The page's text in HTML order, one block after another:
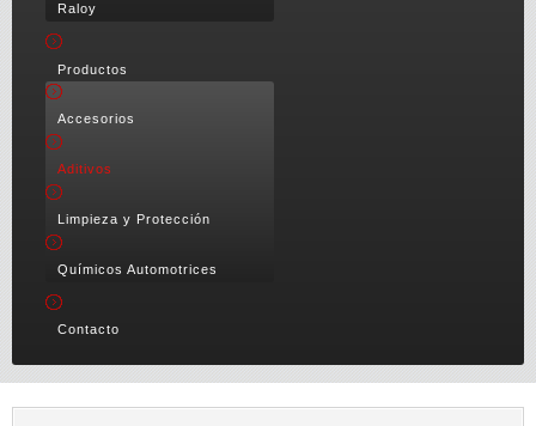
Raloy
Productos
Accesorios
Aditivos
Limpieza y Protección
Químicos Automotrices
Contacto